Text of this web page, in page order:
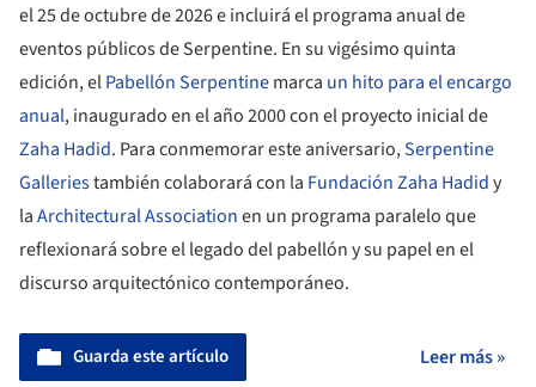
el 25 de octubre de 2026 e incluirá el programa anual de
eventos públicos de Serpentine. En su vigésimo quinta
edición, elPabellón Serpentinemarca un hito para el encargo
anual, inaugurado en el año 2000 con el proyecto inicial de
Zaha Hadid. Para conmemorar este aniversario,Serpentine
Galleriestambién colaborará con la Fundación Zaha Hadidy
laArchitectural Associationen un programa paralelo que
reflexionará sobre el legado del pabellón y su papel en el
discurso arquitectónico contemporáneo.
Guarda este artículo Leer más »